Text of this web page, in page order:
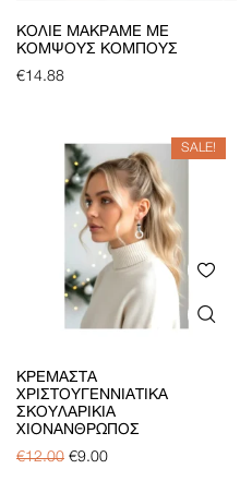
ΚΟΛΙΈ ΜΑΚΡΑΜΈ ΜΕ
ΚΟΜΨΟΎΣ ΚΌΜΠΟΥΣ
€14.88
SALE!
ΚΡΕΜΑΣΤΆ
ΧΡΙΣΤΟΥΓΕΝΝΙΆΤΙΚΑ
ΣΚΟΥΛΑΡΊΚΙΑ
ΧΙΟΝΆΝΘΡΩΠΟΣ
€12.00 €9.00